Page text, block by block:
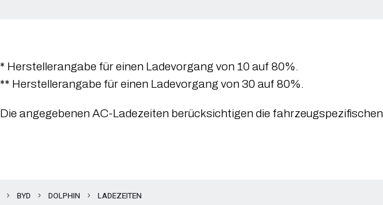
* Herstellerangabe für einen Ladevorgang von 10 auf 80%.
** Herstellerangabe für einen Ladevorgang von 30 auf 80%.
Die angegebenen AC-Ladezeiten berücksichtigen die fahrzeugspezifischen
BYD DOLPHIN LADEZEITEN